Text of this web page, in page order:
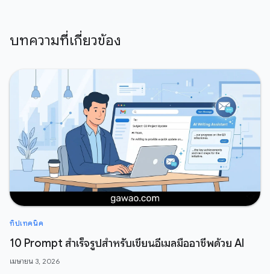
บทความที่เกี่ยวข้อง
ทิปเทคนิค
10 Prompt สำเร็จรูปสำหรับเขียนอีเมลมืออาชีพด้วย AI
เมษายน 3, 2026